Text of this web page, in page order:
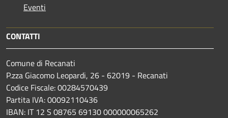
Eventi
CONTATTI
Comune di Recanati
P.zza Giacomo Leopardi, 26 - 62019 - Recanati
Codice Fiscale: 00284570439
Partita IVA: 00092110436
IBAN: IT 12 S 08765 69130 000000065262